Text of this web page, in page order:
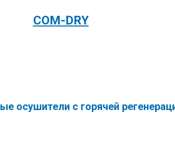
COM-DRY
осушители с горячей